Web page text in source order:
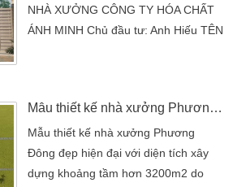
NHÀ XƯỞNG CÔNG TY HÓA CHẤT
ÁNH MINH Chủ đầu tư: Anh Hiếu TÊN
Quận Phú Nhuận Tp.HCM.Thể
loại: Thiết kế nhà xưởngTHIẾT KẾ
THI CÔNG: CÔNG TY TNHH TƯ VẤN
THIẾT KẾ NHÀ KIẾN AN VINH Với
Mẫu thiết kế nhà xưởng Phương Đông đẹp tại Long An
Mẫu thiết kế nhà xưởng Phương
Đông đẹp hiện đại với diện tích xây
dựng khoảng tầm hơn 3200m2 do